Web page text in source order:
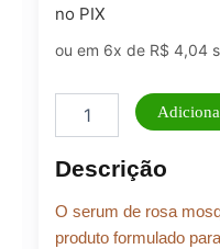
no PIX
ou em 6x de R$ 4,04
Rosa
-
Beauty
quantidade
Descrição
O serum de rosa
produto formulado